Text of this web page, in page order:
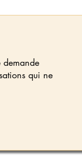
demande
qui ne